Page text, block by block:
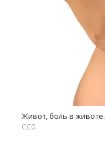
Живот, боль в животе.
СС0